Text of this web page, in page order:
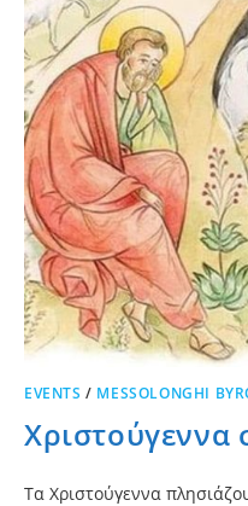
EVENTS / MESSOLONGHI
Χριστούγεννα
Τα Χριστούγεννα